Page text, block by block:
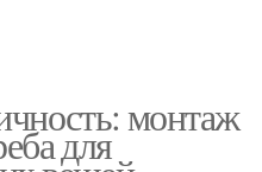
монтаж
для